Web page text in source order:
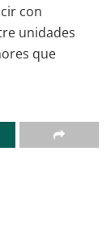
con
unidades
que